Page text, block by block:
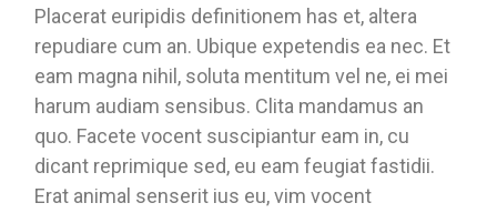
Placerat euripidis definitionem has et, altera
repudiare cum an. Ubique expetendis ea nec. Et
eam magna nihil, soluta mentitum vel ne, ei mei
harum audiam sensibus. Clita mandamus an
quo. Facete vocent suscipiantur eam in, cu
dicant reprimique sed, eu eam feugiat fastidii.
Erat animal senserit ius eu, vim vocent